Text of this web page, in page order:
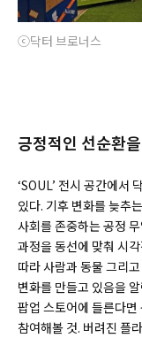
ⓒ닥터 브로너스
긍정적인 선순환
‘SOUL’ 전시 공간에서
있다. 기후 변화를 늦추
사회를 존중하는 공정
과정을 동선에 맞춰 시
따라 사람과 동물 그리
변화를 만들고 있음을
팝업 스토어에 들른다면
참여해볼 것. 버려진 플